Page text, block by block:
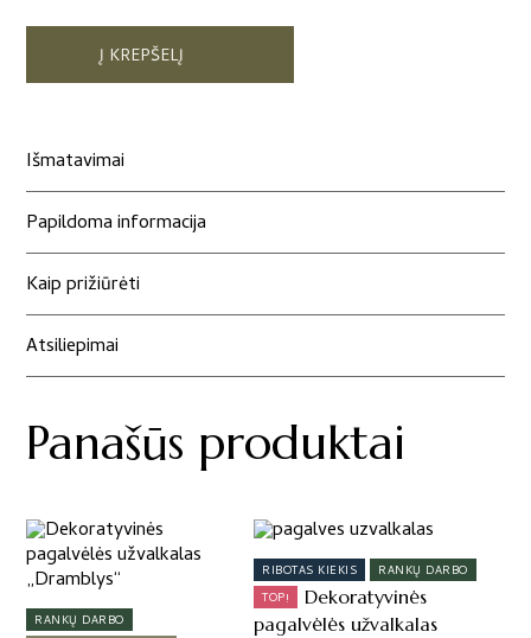
Į KREPŠELĮ
Išmatavimai
Papildoma informacija
Kaip prižiūrėti
Atsiliepimai
Panašūs produktai
RANKŲ DARBO
RIBOTAS KIEKIS
RANKŲ DARBO
TOP!
Dekoratyvinės
pagalvėlės užvalkalas